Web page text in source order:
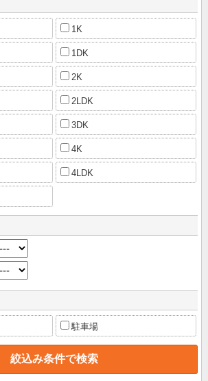
1K
1DK
2K
2LDK
3DK
4K
4LDK
駐車場